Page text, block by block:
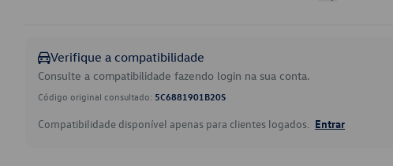
Verifique a compatibilidade
Consulte a compatibilidade fazendo login na sua conta.
Código original consultado: 5C6881901B20S
Compatibilidade disponível apenas para clientes logados. Entrar